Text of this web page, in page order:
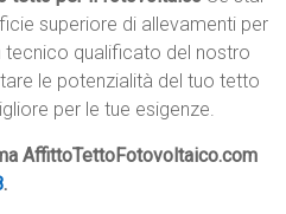
superiore di allevamenti per
tecnico qualificato del nostro
le potenzialità del tuo tetto
per le tue esigenze.
AffittoTettoFotovoltaico.com
.